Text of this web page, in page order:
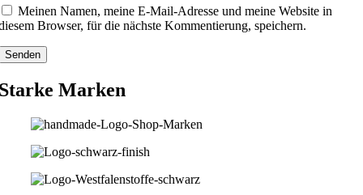
Meinen Namen, meine E-Mail-Adresse und meine Website in
Browser, für die nächste Kommentierung, speichern.
Marken